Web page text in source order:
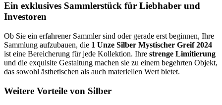
Ein exklusives Sammlerstück für Liebhaber und
Investoren
Ob Sie ein erfahrener Sammler sind oder gerade erst beginnen, Ihre
Sammlung aufzubauen, die 1 Unze Silber Mystischer Greif 2024
ist eine Bereicherung für jede Kollektion. Ihre strenge Limitierung
und die exquisite Gestaltung machen sie zu einem begehrten Objekt,
das sowohl ästhetischen als auch materiellen Wert bietet.
Weitere Vorteile von Silber